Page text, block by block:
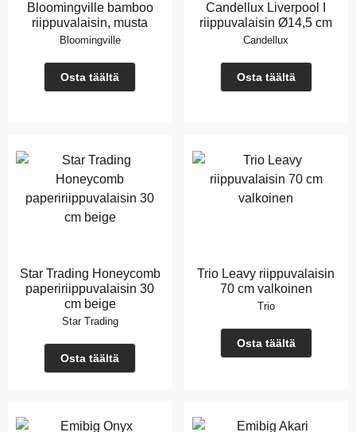
Bloomingville bamboo
riippuvalaisin, musta
Bloomingville
Osta täältä
Candellux Liverpool I
riippuvalaisin Ø14,5 cm
Candellux
Osta täältä
Star Trading Honeycomb
papeririippuvalaisin 30
cm beige
Star Trading
Osta täältä
Trio Leavy riippuvalaisin
70 cm valkoinen
Trio
Osta täältä